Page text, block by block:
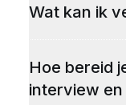
Wat kan ik
Hoe bereid
interview